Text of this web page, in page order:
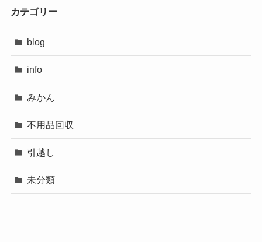
カテゴリー
blog
info
みかん
不用品回収
引越し
未分類